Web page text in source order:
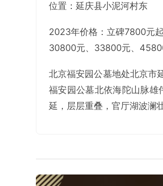
位置：延庆县小泥河村东
2023年价格：立碑7800元
30800元、33800元、
北京福安园公墓地处北京市
福安园公墓北依海陀山脉雄
延，层层重叠，官厅湖波澜